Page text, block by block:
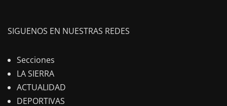
SIGUENOS EN NUESTRAS REDES
Secciones
LA SIERRA
ACTUALIDAD
DEPORTIVAS